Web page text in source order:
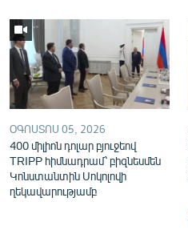
ՕԳՈՍՏՈՍ 05, 2026
400 միլիոն դոլար բյուջեով
TRIPP հիմնադրամ՝ բիզնեսմեն
Կոնստանտին Սոկոլովի
ղեկավարությամբ